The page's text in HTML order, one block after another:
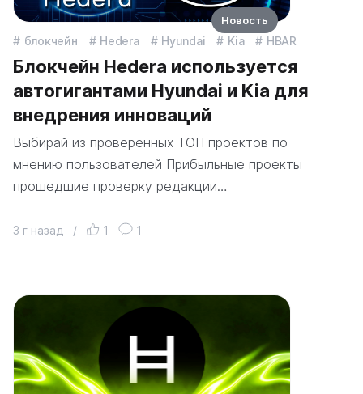
блокчейн Hedera Hyundai Kia HBAR
Блокчейн Hedera используется
автогигантами Hyundai и Kia для
внедрения инноваций
Выбирай из проверенных ТОП проектов по
мнению пользователей Прибыльные проекты
прошедшие проверку редакции…
3 г назад / 1 1
Новость